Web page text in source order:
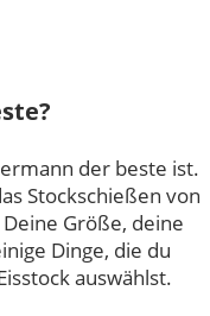
der beste ist.
Stockschießen von
Größe, deine
Dinge, die du
auswählst.